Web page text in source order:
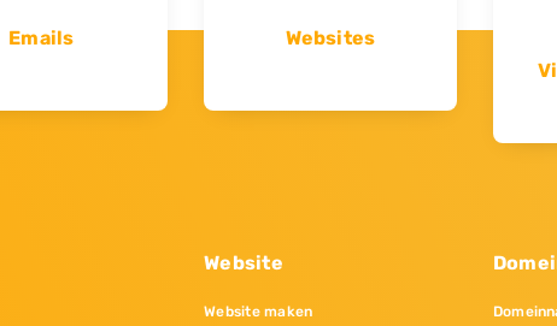
Emails
Websites
Website
Website maken